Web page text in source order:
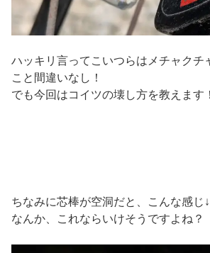
ハッキリ言ってこいつらはメチャクチ
こと間違いなし！
でも今回はコイツの壊し方を教えます！
ちなみに芯棒が空洞だと、こんな感じ↓
なんか、これならいけそうですよね？